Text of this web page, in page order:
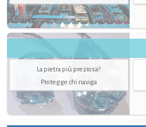
La pietra più preziosa?
Protegge chi naviga